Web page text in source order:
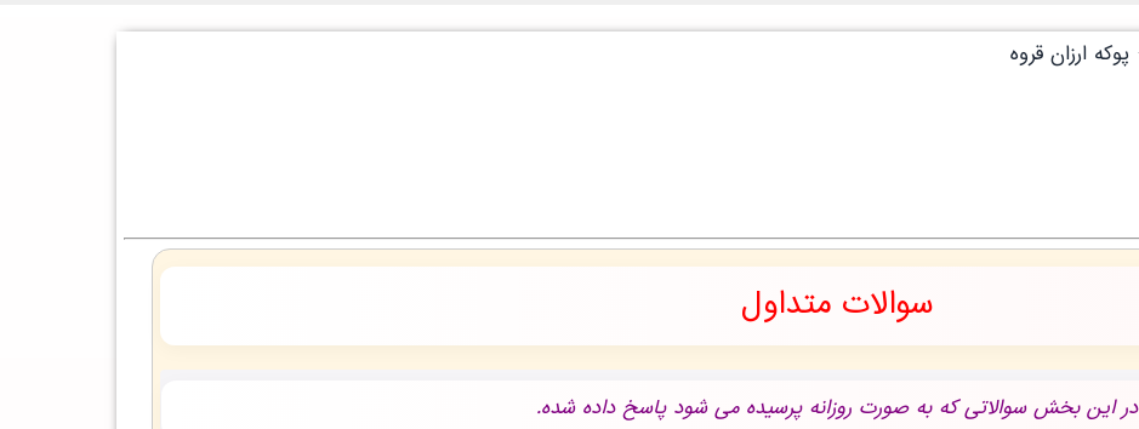
سوالات متداول
در این بخش سوالاتی که به صورت روزانه پرسیده می شود پاسخ داده شده.